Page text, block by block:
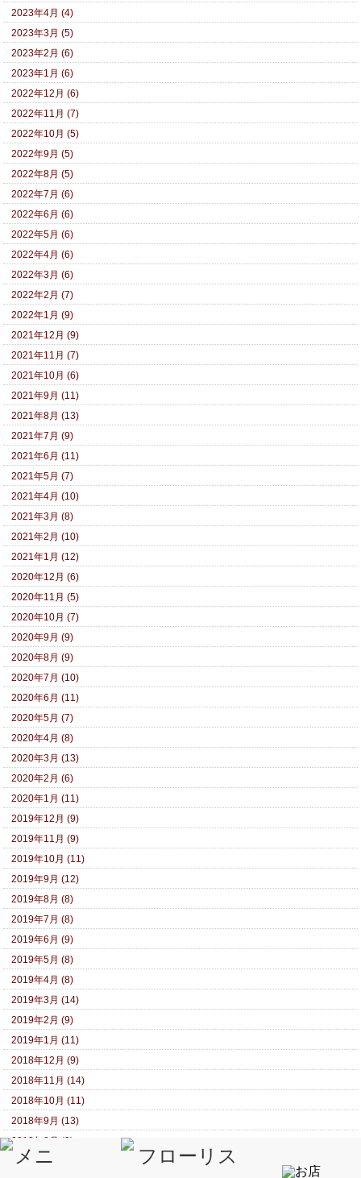
2023年4月 (4)
2023年3月 (5)
2023年2月 (6)
2023年1月 (6)
2022年12月 (6)
2022年11月 (7)
2022年10月 (5)
2022年9月 (5)
2022年8月 (5)
2022年7月 (6)
2022年6月 (6)
2022年5月 (6)
2022年4月 (6)
2022年3月 (6)
2022年2月 (7)
2022年1月 (9)
2021年12月 (9)
2021年11月 (7)
2021年10月 (6)
2021年9月 (11)
2021年8月 (13)
2021年7月 (9)
2021年6月 (11)
2021年5月 (7)
2021年4月 (10)
2021年3月 (8)
2021年2月 (10)
2021年1月 (12)
2020年12月 (6)
2020年11月 (5)
2020年10月 (7)
2020年9月 (9)
2020年8月 (9)
2020年7月 (10)
2020年6月 (11)
2020年5月 (7)
2020年4月 (8)
2020年3月 (13)
2020年2月 (6)
2020年1月 (11)
2019年12月 (9)
2019年11月 (9)
2019年10月 (11)
2019年9月 (12)
2019年8月 (8)
2019年7月 (8)
2019年6月 (9)
2019年5月 (8)
2019年4月 (8)
2019年3月 (14)
2019年2月 (9)
2019年1月 (11)
2018年12月 (9)
2018年11月 (14)
2018年10月 (11)
2018年9月 (13)
2018年8月 (9)
2018年7月 (10)